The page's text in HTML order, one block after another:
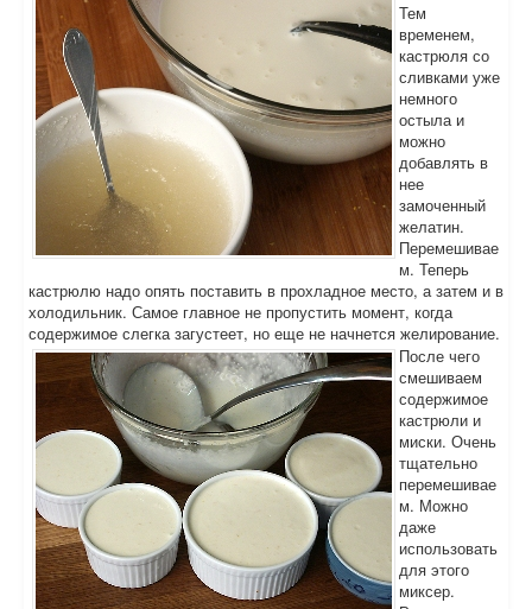
Тем
временем,
кастрюля со
сливками уже
немного
остыла и
можно
добавлять в
нее
замоченный
желатин.
Перемешивае
м. Теперь
кастрюлю надо опять поставить в прохладное место, а затем и в
холодильник. Самое главное не пропустить момент, когда
содержимое слегка загустеет, но еще не начнется желирование.
После чего
смешиваем
содержимое
кастрюли и
миски. Очень
тщательно
перемешивае
м. Можно
даже
использовать
для этого
миксер.